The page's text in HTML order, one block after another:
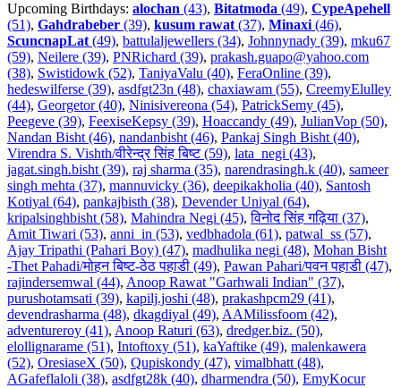
Upcoming Birthdays: alochan (43), Bitatmoda (49), CypeApehell
(51), Gahdrabeber (39), kusum rawat(37), Minaxi(46),
ScuncnapLat(49), battulaljewellers (34), Johnnynady (39), mku67
(59), Neilere (39), PNRichard (39), prakash.guapo@yahoo.com
(38), Swistidowk (52), TaniyaValu (40), FeraOnline (39),
hedeswilferse (39), asdfgt23n (48), chaxiawam (55), CreemyElulley
(44), Georgetor (40), Ninisivereona (54), PatrickSemy (45),
Peegeve (39), FeexiseKepsy (39), Hoaccandy (49), JulianVop (50),
Nandan Bisht (46), nandanbisht (46), Pankaj Singh Bisht (40),
Virendra S. Vishth/वीरेन्द्र सिंह बिष्ट (59), lata_negi (43),
jagat.singh.bisht (39), raj sharma (35), narendrasingh.k (40), sameer
singh mehta (37), mannuvicky (36), deepikakholia (40), Santosh
Kotiyal (64), pankajbisth (38), Devender Uniyal (64),
kripalsinghbisht (58), Mahindra Negi (45),विनोद सिंह गढ़िया (37),
Amit Tiwari (53), anni_in (53), vedbhadola (61), patwal_ss (57),
Ajay Tripathi (Pahari Boy) (47), madhulika negi (48), Mohan Bisht
-Thet Pahadi/मोहन बिष्ट-ठेठ पहाडी (49), Pawan Pahari/पवन पहाडी (47),
rajindersemwal (44), Anoop Rawat "Garhwali Indian" (37),
purushotamsati (39), kapilj.joshi (48), prakashpcm29 (41),
devendrasharma (48), dkagdiyal (49), AAMilissfoom (42),
adventureroy (41), Anoop Raturi (63), dredger.biz. (50),
elollignarame (51), Intoftoxy (51), kaYaftike (49), malenkawera
(52), OresiaseX (50), Qupiskondy (47), vimalbhatt (48),
AGafeflaloli (38), asdfgt28k (40), dharmendra (50), EmyKocur